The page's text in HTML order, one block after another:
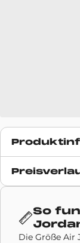
Retail Preis
Marke
So
Die Größe Air